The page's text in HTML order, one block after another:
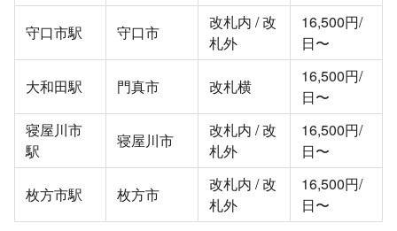
守口市駅 守口市
改札内 / 改
札外
16,500円/
日〜
大和田駅 門真市 改札横
16,500円/
日〜
寝屋川市
駅
寝屋川市
改札内 / 改
札外
16,500円/
日〜
枚方市駅 枚方市
改札内 / 改
札外
16,500円/
日〜